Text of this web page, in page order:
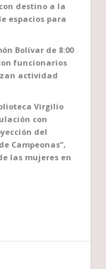
destino a la
espacios para
Bolívar de 8:00
funcionarios
actividad
Virgilio
con
del
Campeonas”,
las mujeres en